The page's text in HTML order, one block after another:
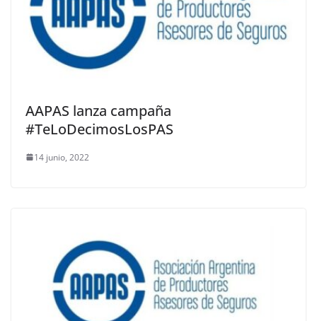
AAPAS lanza campaña
#TeLoDecimosLosPAS
14 junio, 2022